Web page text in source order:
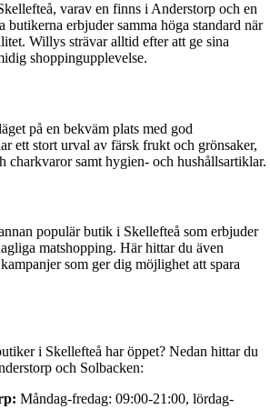
varav en finns i Anderstorp och en
butikerna erbjuder samma höga standard när
Willys strävar alltid efter att ge sina
shoppingupplevelse.
på en bekväm plats med god
ett stort urval av färsk frukt och grönsaker,
charkvaror samt hygien- och hushållsartiklar.
populär butik i Skellefteå som erbjuder
matshopping. Här hittar du även
som ger dig möjlighet att spara
i Skellefteå har öppet? Nedan hittar du
och Solbacken:
Måndag-fredag: 09:00-21:00, lördag-